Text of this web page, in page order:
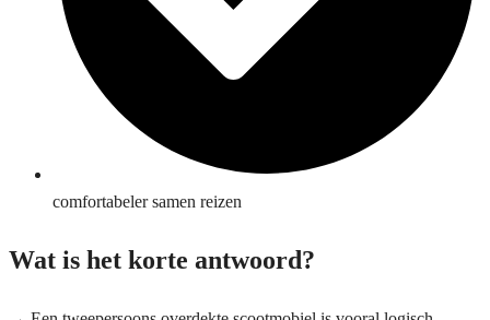
comfortabeler samen reizen
Wat is het korte antwoord?